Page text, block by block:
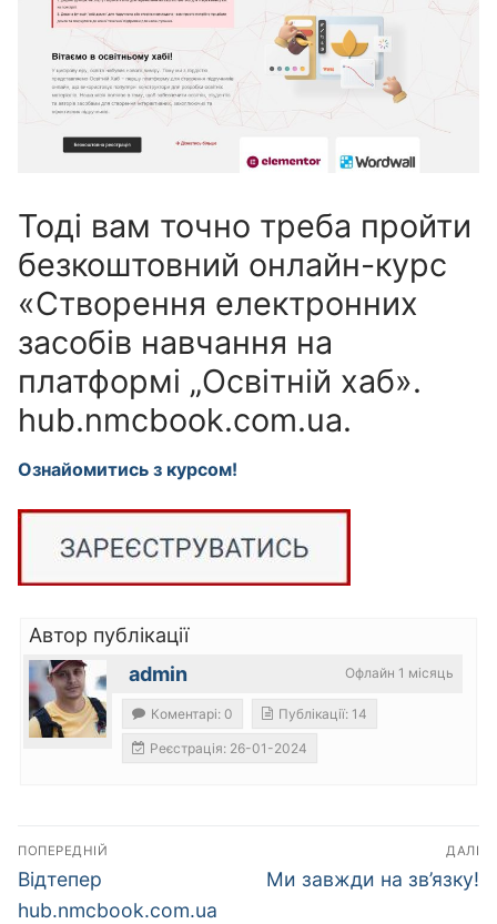
Тоді вам точно треба пройти
безкоштовний онлайн-курс
«Створення електронних
засобів навчання на
платформі „Освітній хаб».
hub.nmcbook.com.ua.
Ознайомитись з курсом!
Автор публікації
Офлайн 1 місяць
admin
Коментарі: 0 Публікації: 14
Реєстрація: 26-01-2024
Навігація
записів
ПОПЕРЕДНІЙ
Попередній
запис:
Відтепер
hub.nmcbook.com.ua
ДАЛІ
Наступний
Ми завжди на зв’язку!